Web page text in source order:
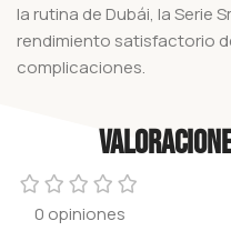
la rutina de Dubái, la Serie
rendimiento satisfactorio
complicaciones.
0 opiniones